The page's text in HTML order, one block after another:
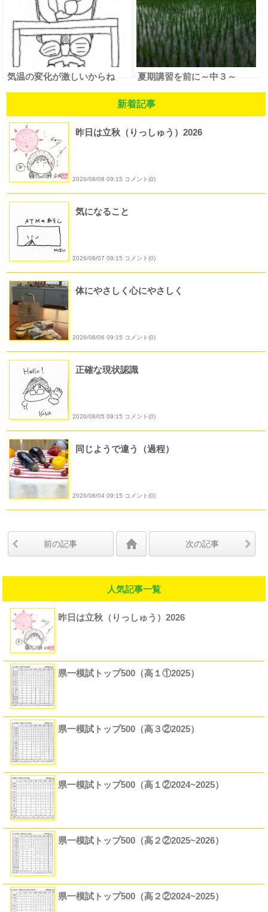
気温の変化が激しいからね 夏期講習を前に～中３～
新着記事
昨日は立秋（りっしゅう）2026
2026/08/08 09:15 コメント(0)
気になること
2026/08/07 09:15 コメント(0)
体にやさしく心にやさしく
2026/08/06 09:15 コメント(0)
正確な現状認識
2026/08/05 09:15 コメント(0)
同じようで違う（過程）
2026/08/04 09:15 コメント(0)
前の記事 次の記事
人気記事一覧
昨日は立秋（りっしゅう）2026
県一模試トップ500（高１①2025）
県一模試トップ500（高３②2025）
県一模試トップ500（高１②2024~2025）
県一模試トップ500（高２②2025~2026）
県一模試トップ500（高２②2024~2025）